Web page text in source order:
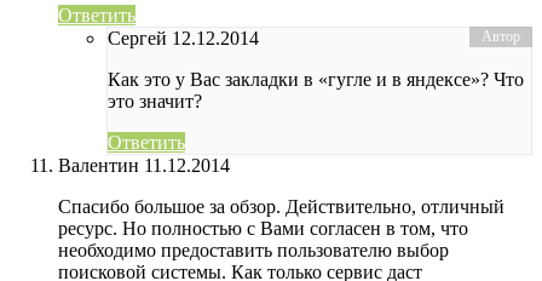
Ответить
Сергей 12.12.2014
Как это у Вас закладки в «гугле и в яндексе»? Что
это значит?
Ответить
Валентин 11.12.2014
Спасибо большое за обзор. Действительно, отличный
ресурс. Но полностью с Вами согласен в том, что
необходимо предоставить пользователю выбор
поисковой системы. Как только сервис даст